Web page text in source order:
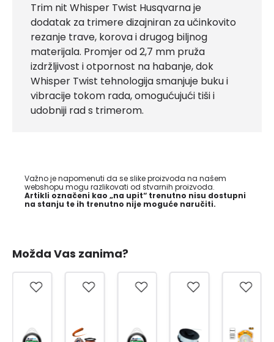
Trim nit Whisper Twist Husqvarna je
dodatak za trimere dizajniran za učinkovito
rezanje trave, korova i drugog biljnog
materijala. Promjer od 2,7 mm pruža
izdržljivost i otpornost na habanje, dok
Whisper Twist tehnologija smanjuje buku i
vibracije tokom rada, omogućujući tiši i
udobniji rad s trimerom.
Važno je napomenuti da se slike proizvoda na našem
webshopu mogu razlikovati od stvarnih proizvoda.
Artikli označeni kao „na upit“ trenutno nisu dostupni
na stanju te ih trenutno nije moguće naručiti.
Možda Vas zanima?